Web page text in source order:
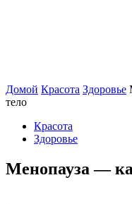
Домой Красота Здоровье
тело
Красота
Здоровье
Менопауза —